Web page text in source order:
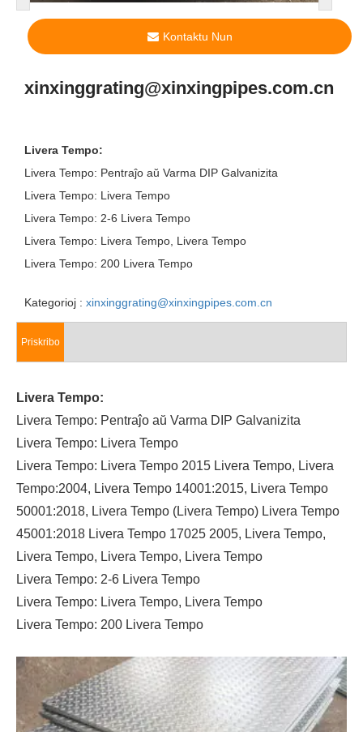
Kontaktu Nun
xinxinggrating@xinxingpipes.com.cn
Livera Tempo:
Livera Tempo: Pentraĵo aŭ Varma DIP Galvanizita
Livera Tempo: Livera Tempo
Livera Tempo: 2-6 Livera Tempo
Livera Tempo: Livera Tempo, Livera Tempo
Livera Tempo: 200 Livera Tempo
Kategorioj : xinxinggrating@xinxingpipes.com.cn
Priskribo
Livera Tempo:
Livera Tempo: Pentraĵo aŭ Varma DIP Galvanizita
Livera Tempo: Livera Tempo
Livera Tempo: Livera Tempo 2015 Livera Tempo, Livera
Tempo:2004, Livera Tempo 14001:2015, Livera Tempo
50001:2018, Livera Tempo (Livera Tempo) Livera Tempo
45001:2018 Livera Tempo 17025 2005, Livera Tempo,
Livera Tempo, Livera Tempo, Livera Tempo
Livera Tempo: 2-6 Livera Tempo
Livera Tempo: Livera Tempo, Livera Tempo
Livera Tempo: 200 Livera Tempo